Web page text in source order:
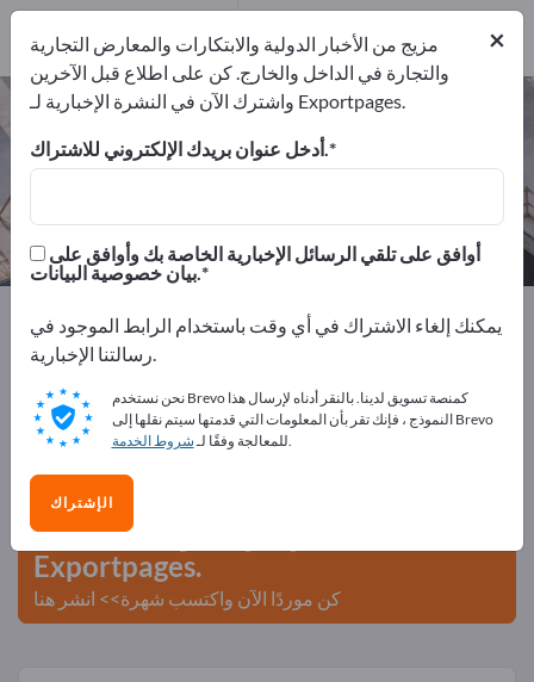
نافذة الحماية من الإشعاع – اعثر على
الشركات المصنعة والموردين
1
المصنعين1
Exportpages الأمان والحماية
الحماية من الإشعاع
نافذة الحماية من الإشعاع
أعلن مجانًا على Exportpages!
الاحتياجات – العروض – السلع المستعملة – جهات الاتصال
التجارية >> ابدأ من هنا
انشر شركتك ومنتجاتك على
Exportpages.
كن موردًا الآن واكتسب شهرة>> انشر هنا
×
مزيج من الأخبار الدولية والابتكارات والمعارض التجارية
والتجارة في الداخل والخارج. كن على اطلاع قبل الآخرين
واشترك الآن في النشرة الإخبارية لـ Exportpages.
أدخل عنوان بريدك الإلكتروني للاشتراك.
بيان خصوصية البيانات.
يمكنك إلغاء الاشتراك في أي وقت باستخدام الرابط الموجود في
رسالتنا الإخبارية.
نحن نستخدم Brevo كمنصة تسويق لدينا. بالنقر أدناه لإرسال هذا
النموذج ، فإنك تقر بأن المعلومات التي قدمتها سيتم نقلها إلى Brevo
للمعالجة وفقًا لـشروط الخدمة .
الإشتراك